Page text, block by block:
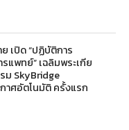
เปิด “ปฏิบัติการ
แพทย์” เฉลิมพระเกีย
ม SkyBridge
ศอัตโนมัติ ครั้งแรก